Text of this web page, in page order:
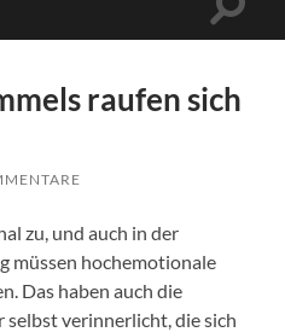
raufen sich
zu, und auch in der
müssen hochemotionale
Das haben auch die
verinnerlicht, die sich